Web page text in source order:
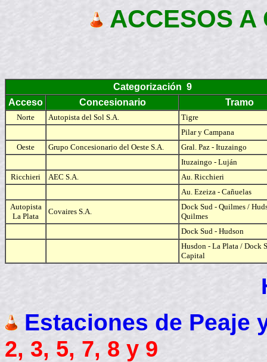
ACCESOS A
Categorización 9
Acceso
Concesionario Tramo
Norte Autopista del Sol S.A.
Tigre
Pilar y Campana
Oeste
Grupo Concesionario del Oeste S.A.
Gral. Paz - Ituzaingo
Ituzaingo - Luján
Ricchieri
AEC S.A.
Au. Ricchieri
Au. Ezeiza - Cañuelas
Autopista
La Plata
Covaires S.A.
Dock Sud - Quilmes /
Quilmes
Dock Sud - Hudson
Husdon - La Plata / Dock
Capital
Estaciones de Peaje
2, 3, 5, 7, 8 y 9